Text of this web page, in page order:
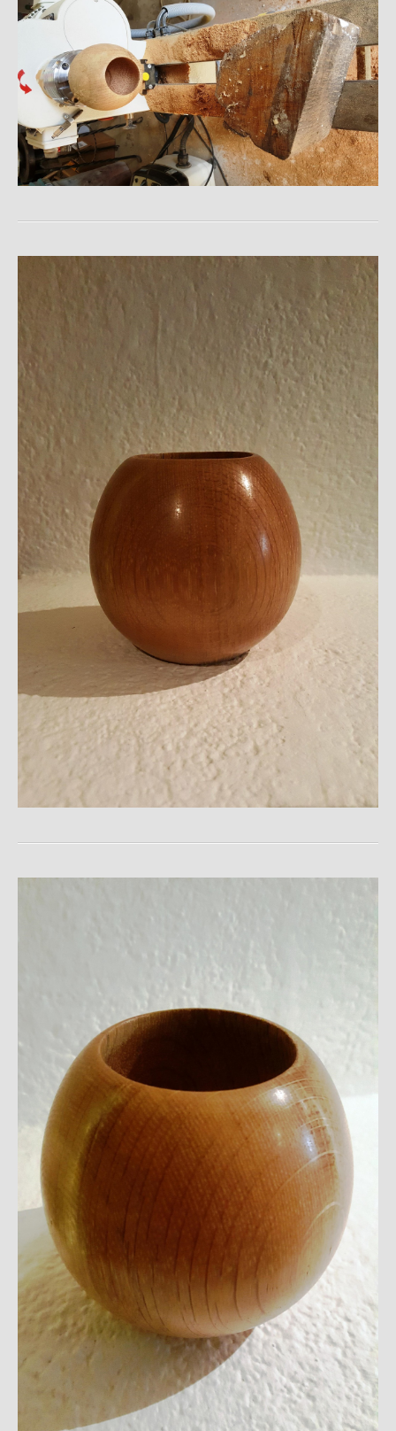
Schnitzereien
Edward-Flanagan-Schule
Fachwerkhaus
Links
Kontakt